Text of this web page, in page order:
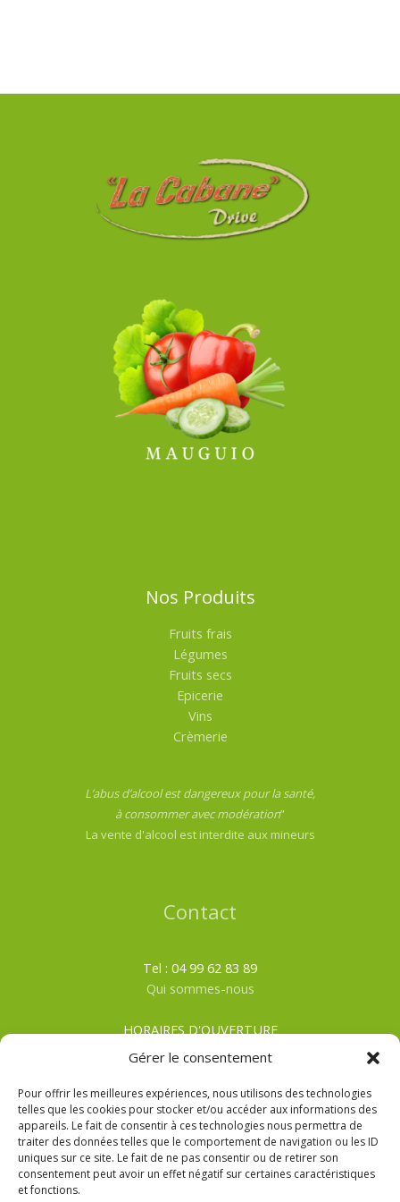
Gérer le consentement
Pour offrir les meilleures expériences, nous utilisons des technologies
telles que les cookies pour stocker et/ou accéder aux informations des
appareils. Le fait de consentir à ces technologies nous permettra de
traiter des données telles que le comportement de navigation ou les ID
uniques sur ce site. Le fait de ne pas consentir ou de retirer son
consentement peut avoir un effet négatif sur certaines caractéristiques
et fonctions.
Nos Produits
Fruits frais
Légumes
Fruits secs
Epicerie
Vins
Crèmerie
L’abus d’alcool est dangereux pour la santé,
à consommer avec modération”
La vente d'alcool est interdite aux mineurs
Contact
Tel : 04 99 62 83 89
Qui sommes-nous
HORAIRES D'OUVERTURE
Du lundi au samedi
HIVER: De 8h00 à 19h00
CGV
Mentions Légales
Politique de confidentialité